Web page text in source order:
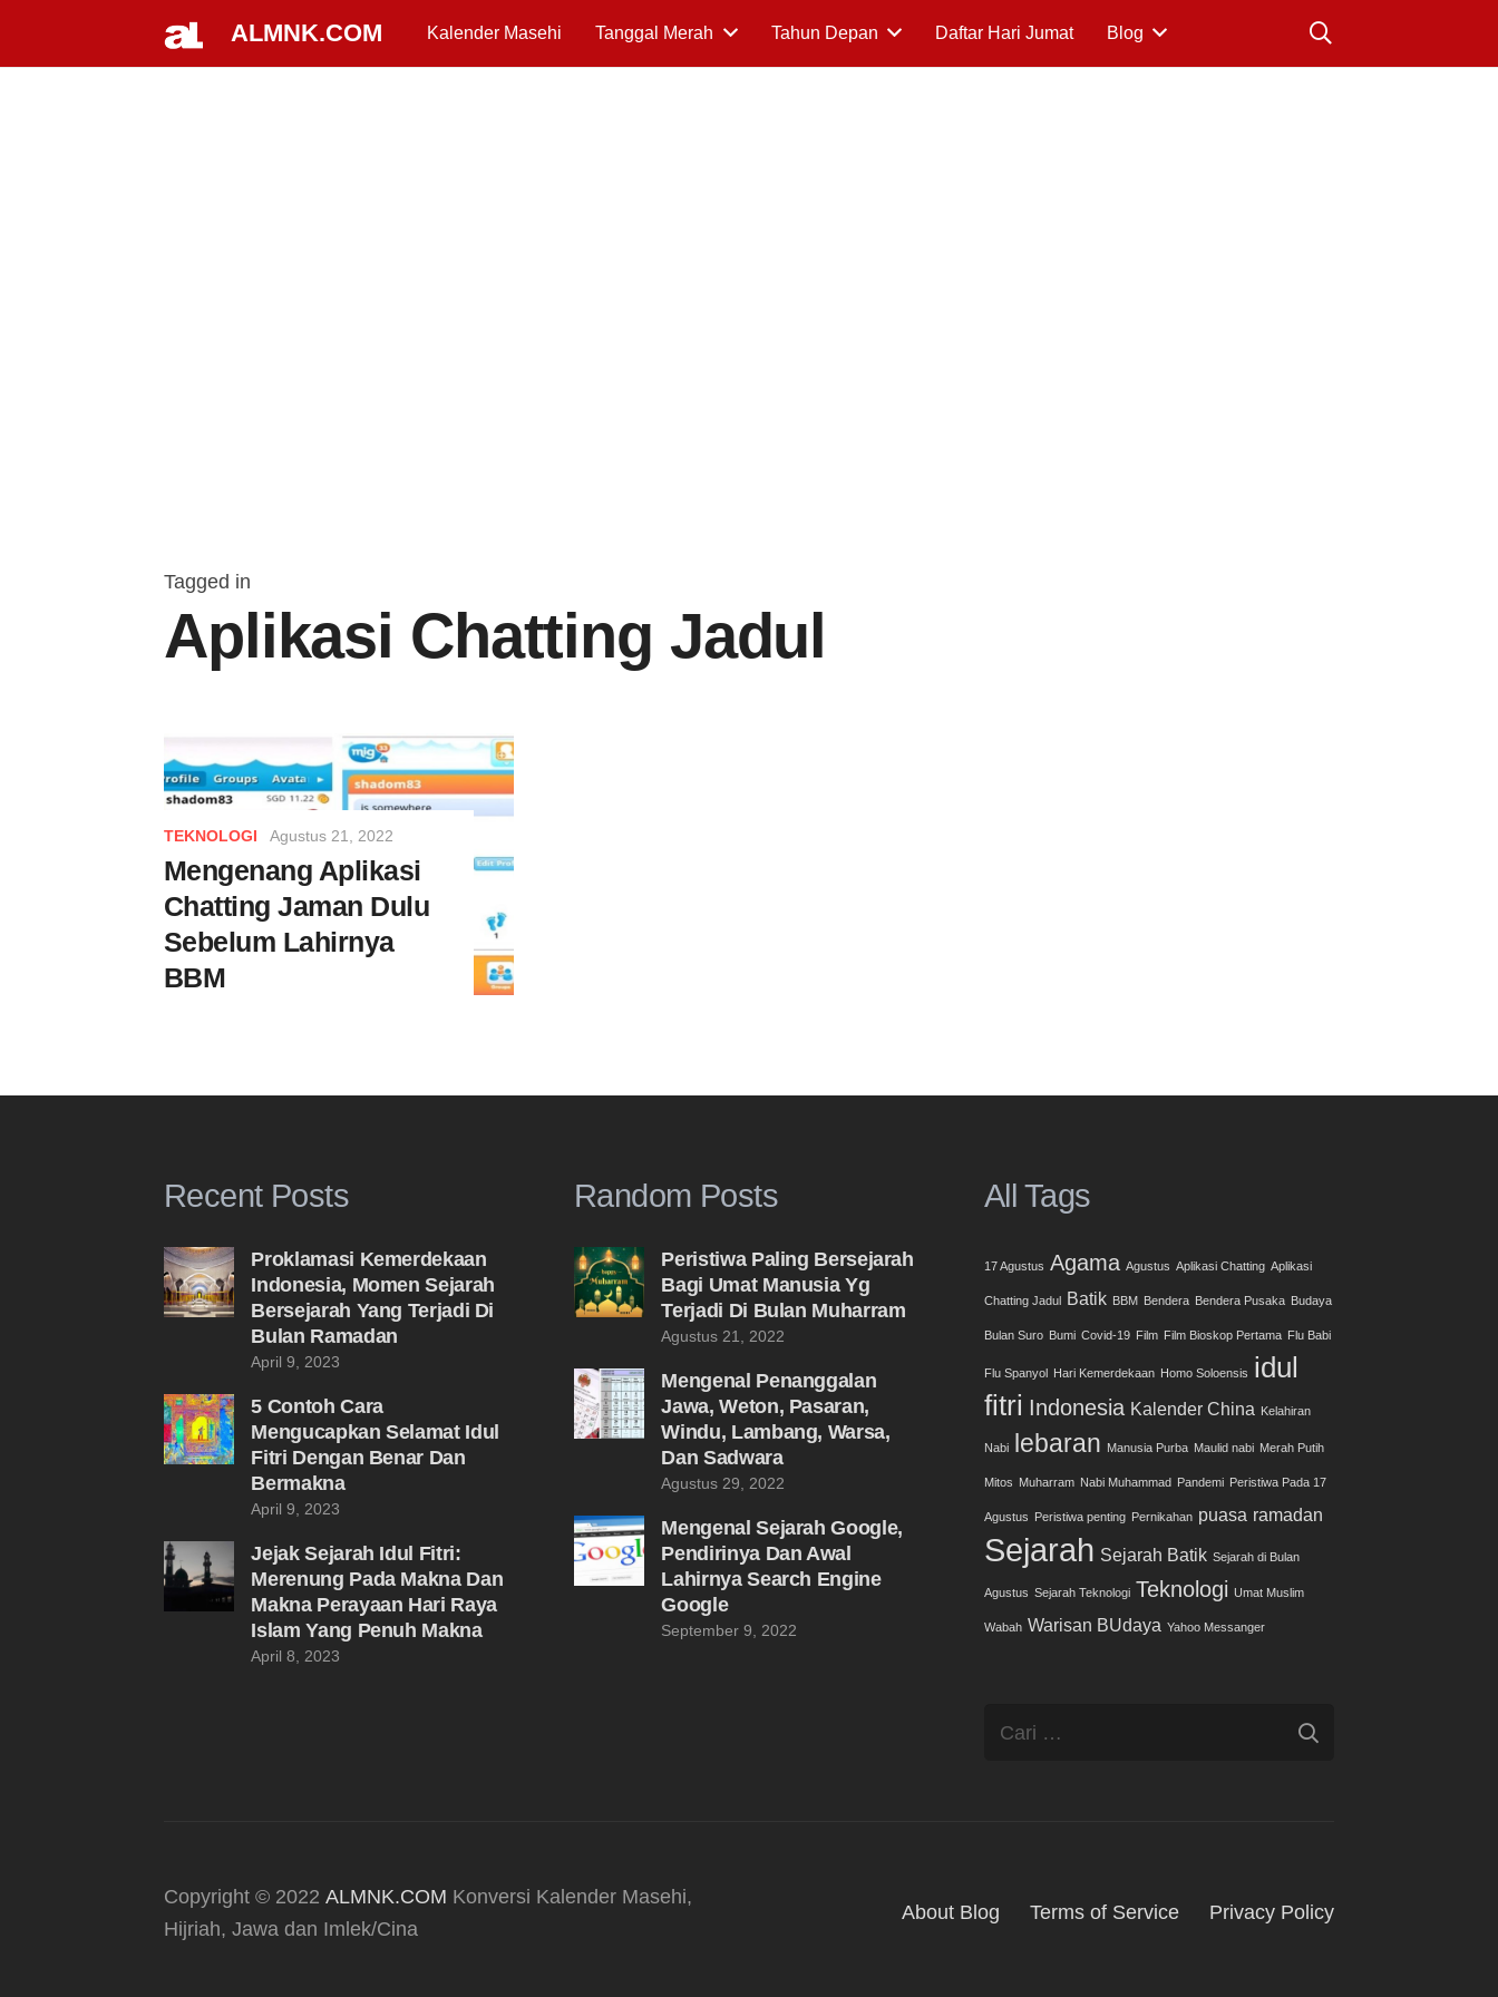
ALMNK.COM Kalender Masehi Tanggal Merah Tahun Depan Daftar Hari Jumat Blog
Tagged in
Aplikasi Chatting Jadul
TEKNOLOGI Agustus 21, 2022
Mengenang Aplikasi
Chatting Jaman Dulu
Sebelum Lahirnya
BBM
Recent Posts
Proklamasi Kemerdekaan
Indonesia, Momen Sejarah
Bersejarah Yang Terjadi Di
Bulan Ramadan
April 9, 2023
5 Contoh Cara
Mengucapkan Selamat Idul
Fitri Dengan Benar Dan
Bermakna
April 9, 2023
Jejak Sejarah Idul Fitri:
Merenung Pada Makna Dan
Makna Perayaan Hari Raya
Islam Yang Penuh Makna
April 8, 2023
Random Posts
Peristiwa Paling Bersejarah
Bagi Umat Manusia Yg
Terjadi Di Bulan Muharram
Agustus 21, 2022
Mengenal Penanggalan
Jawa, Weton, Pasaran,
Windu, Lambang, Warsa,
Dan Sadwara
Agustus 29, 2022
Mengenal Sejarah Google,
Pendirinya Dan Awal
Lahirnya Search Engine
Google
September 9, 2022
All Tags
17 Agustus Agama Agustus Aplikasi Chatting Aplikasi
Chatting Jadul Batik BBM Bendera Bendera Pusaka Budaya
Bulan Suro Bumi Covid-19 Film Film Bioskop Pertama Flu Babi
Flu Spanyol Hari Kemerdekaan Homo Soloensis idul
fitri Indonesia Kalender China Kelahiran
Nabi lebaran Manusia Purba Maulid nabi Merah Putih
Mitos Muharram Nabi Muhammad Pandemi Peristiwa Pada 17
Agustus Peristiwa penting Pernikahan puasa ramadan
Sejarah Sejarah Batik Sejarah di Bulan
Agustus Sejarah Teknologi Teknologi Umat Muslim
Wabah Warisan BUdaya Yahoo Messanger
Copyright © 2022 ALMNK.COM Konversi Kalender Masehi,
Hijriah, Jawa dan Imlek/Cina
About Blog Terms of Service Privacy Policy